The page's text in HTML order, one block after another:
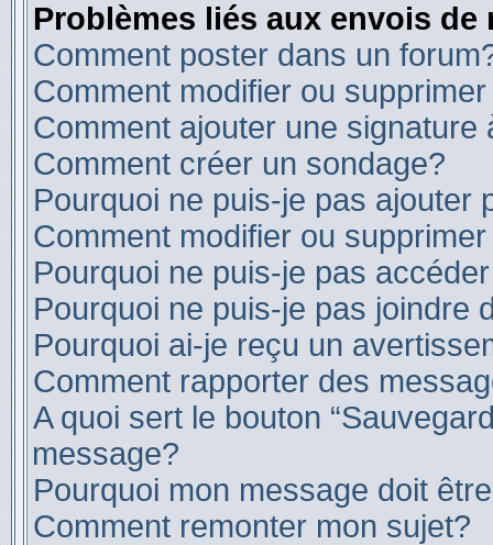
Problèmes liés aux envois de
Comment poster dans un
Comment modifier ou
Comment ajouter une signature
Comment créer un sondage?
Pourquoi ne puis-je pas ajouter
Comment modifier ou
Pourquoi ne puis-je pas
Pourquoi ne puis-je pas joindre
Pourquoi ai-je reçu un
Comment rapporter des
A quoi sert le bouton
message?
Pourquoi mon message doit
Comment remonter mon sujet?